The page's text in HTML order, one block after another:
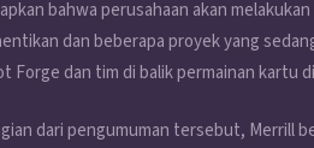
bahwa perusahaan akan
dan beberapa proyek yang
Forge dan tim di balik permainan kartu
dari pengumuman tersebut, Merrill